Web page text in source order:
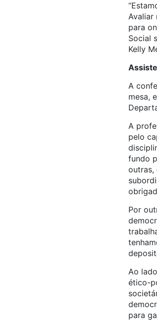
Avaliar
para
Social
Kelly
A
mesa,
A
pelo
fundo
outras,
Por
Ao
ético-
para